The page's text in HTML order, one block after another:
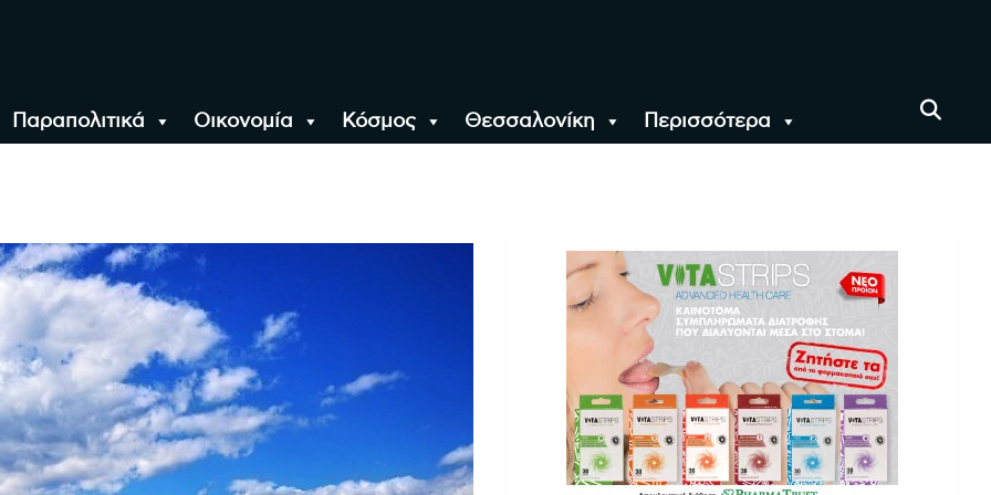
Παραπολιτικά Οικονομία Κόσμος Θεσσαλονίκη Περισσότερα